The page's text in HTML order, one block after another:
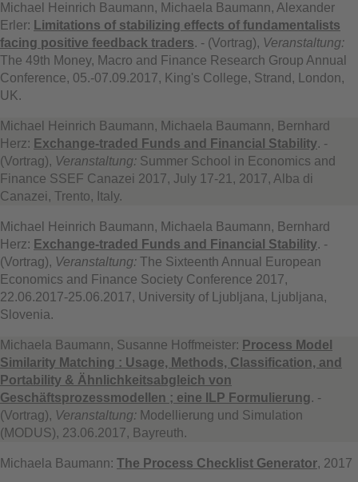
Michael Heinrich Baumann, Michaela Baumann, Alexander
Erler: Limitations of stabilizing effects of fundamentalists
facing positive feedback traders. - (Vortrag), Veranstaltung:
The 49th Money, Macro and Finance Research Group Annual
Conference, 05.-07.09.2017, King's College, Strand, London,
UK.
Michael Heinrich Baumann, Michaela Baumann, Bernhard
Herz: Exchange-traded Funds and Financial Stability. -
(Vortrag), Veranstaltung: Summer School in Economics and
Finance SSEF Canazei 2017, July 17-21, 2017, Alba di
Canazei, Trento, Italy.
Michael Heinrich Baumann, Michaela Baumann, Bernhard
Herz: Exchange-traded Funds and Financial Stability. -
(Vortrag), Veranstaltung:
The Sixteenth Annual European
Economics and Finance Society Conference 2017,
22.06.2017-25.06.2017, University of Ljubljana, Ljubljana,
Slovenia.
Michaela Baumann, Susanne Hoffmeister: Process Model
Similarity Matching : Usage, Methods, Classification, and
Portability & Ähnlichkeitsabgleich von
Geschäftsprozessmodellen ; eine ILP Formulierung. -
(Vortrag), Veranstaltung: Modellierung und Simulation
(MODUS), 23.06.2017, Bayreuth.
Michaela Baumann: The Process Checklist Generator, 2017